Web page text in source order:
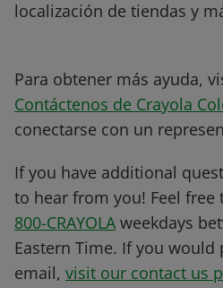
localización de tiendas y
Para obtener más ayuda,
Contáctenos de Crayola
conectarse con un
If you have additional
to hear from you! Feel free
800-CRAYOLA weekdays
Eastern Time. If you would
email, visit our contact us